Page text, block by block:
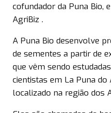
cofundador da Puna Bio,
AgriBiz .
A Puna Bio desenvolve
de sementes a partir de
que vêm sendo
cientistas em La Puna do
localizado na região dos